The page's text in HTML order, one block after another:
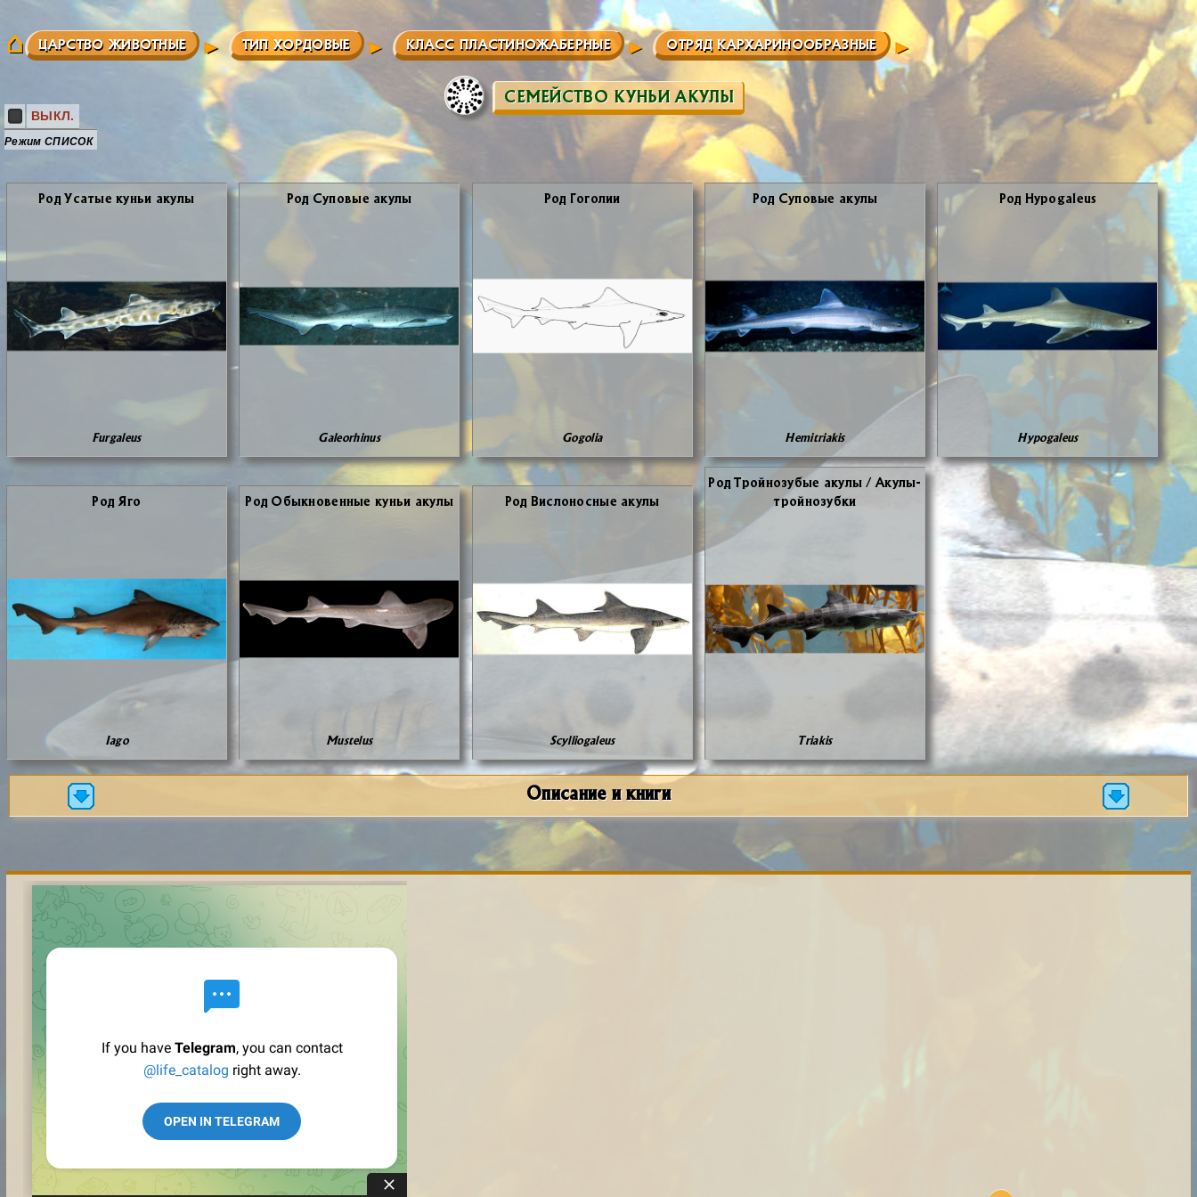
ЦАРСТВО ЖИВОТНЫЕ ТИП ХОРДОВЫЕ КЛАСС ПЛАСТИНОЖАБЕРНЫЕ ОТРЯД КАРХАРИНООБРАЗНЫЕ
СЕМЕЙСТВО КУНЬИ АКУЛЫ
ВЫКЛ.
Режим СПИСОК
Род Уса­тые ку­ньи аку­лы
Furgaleus
Род Су­по­вые аку­лы
Galeorhinus
Род Го­го­лии
Gogolia
Род Су­по­вые аку­лы
Hemitriakis
Род Hypogaleus
Hypogaleus
Род Яго
Iago
Род Обык­но­вен­ные ку­ньи аку­лы
Mustelus
Род Вис­ло­нос­ные аку­лы
Scylliogaleus
Род Трой­но­зу­бые аку­лы / Аку­лы-
трой­но­зуб­ки
Triakis
Описание и книги